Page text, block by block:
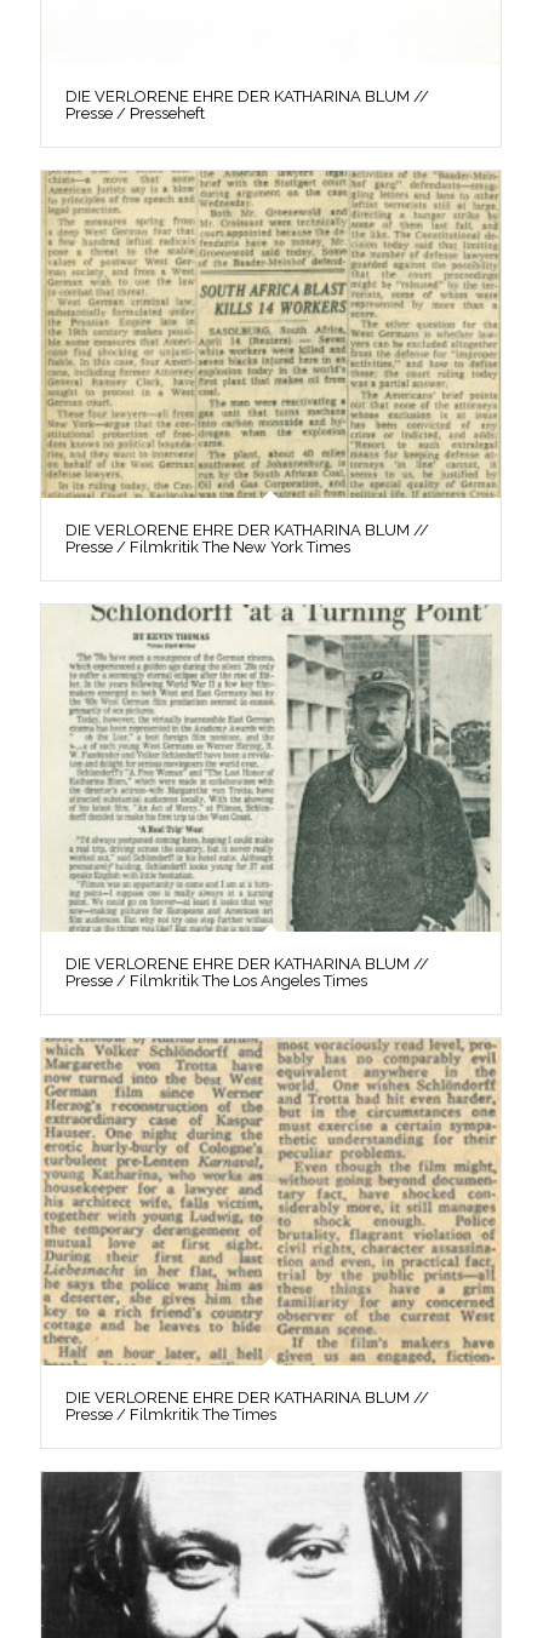
DIE VERLORENE EHRE DER KATHARINA BLUM //
Presse / Presseheft
DIE VERLORENE EHRE DER KATHARINA BLUM //
Presse / Filmkritik The New York Times
DIE VERLORENE EHRE DER KATHARINA BLUM //
Presse / Filmkritik The Los Angeles Times
DIE VERLORENE EHRE DER KATHARINA BLUM //
Presse / Filmkritik The Times